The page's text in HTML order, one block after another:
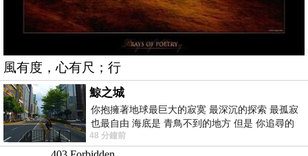
風有度，心有尺；行
鯨之城
你抱擁著地球最巨大的寂寞 最深沉的探索 最孤寂
也最自由 海底是 青鳥不到的地方 但是 你追尋的
幸福 可以比珍珠更
48 分鐘前